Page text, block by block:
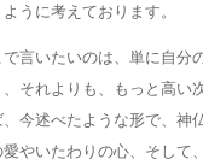
うに考えております。
言いたいのは、単に自分
それよりも、もっと高い
今述べたような形で、神
やいたわりの心、そして